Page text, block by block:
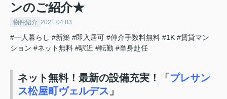
ンのご紹介★
物件紹介 2021.04.03
#一人暮らし #新築 #即入居可 #仲介手数料無料 #1K #賃貸マン
ション #ネット無料 #駅近 #転勤 #単身赴任
ネット無料！最新の設備充実！「 プレサン
ス松屋町ヴェルデス 」